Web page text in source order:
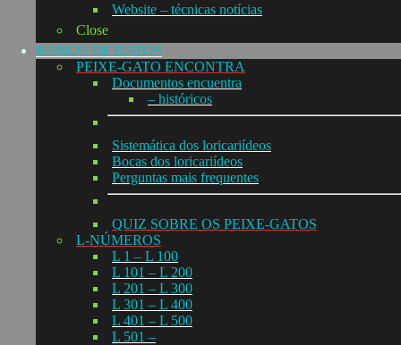
Website – técnicas notícias
Close
BANCO DE DATOS
PEIXE-GATO ENCONTRA
Documentos encuentra
– históricos
Sistemática dos loricariídeos
Bocas dos loricariídeos
Perguntas mais frequentes
QUIZ SOBRE OS PEIXE-GATOS
L-NÚMEROS
L 1 – L 100
L 101 – L 200
L 201 – L 300
L 301 – L 400
L 401 – L 500
L 501 –